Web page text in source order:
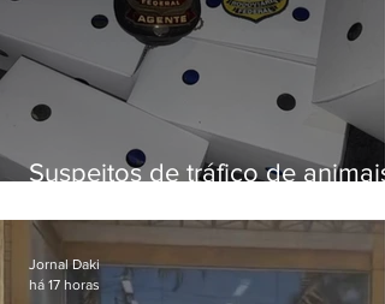
Suspeitos de tráfico de animais
aves
Jornal Daki
há 17 horas